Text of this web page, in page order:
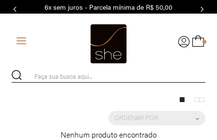
6x sem juros - Parcela mínima de R$ 50,00
0
Faça sua busca aqui...
ORDENAR POR
Nenhum produto encontrado
7º MODAL